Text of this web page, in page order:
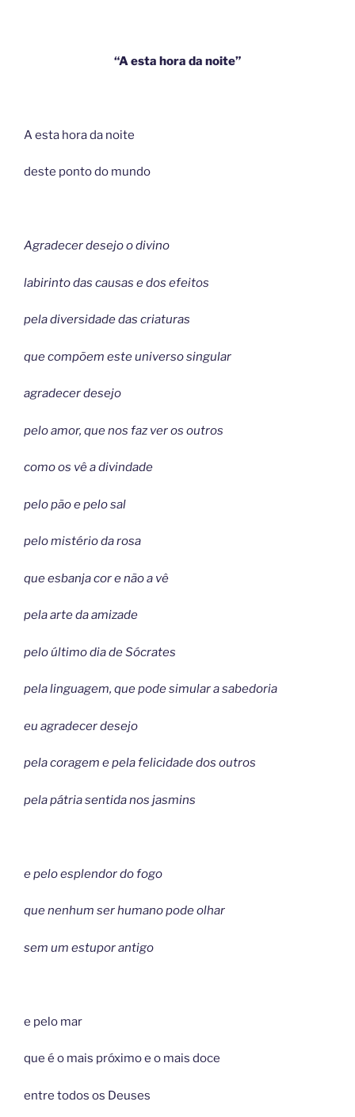
“A esta hora da noite”
A esta hora da noite
deste ponto do mundo
Agradecer desejo o divino
labirinto das causas e dos efeitos
pela diversidade das criaturas
que compõem este universo singular
agradecer desejo
pelo amor, que nos faz ver os outros
como os vê a divindade
pelo pão e pelo sal
pelo mistério da rosa
que esbanja cor e não a vê
pela arte da amizade
pelo último dia de Sócrates
pela linguagem, que pode simular a sabedoria
eu agradecer desejo
pela coragem e pela felicidade dos outros
pela pátria sentida nos jasmins
e pelo esplendor do fogo
que nenhum ser humano pode olhar
sem um estupor antigo
e pelo mar
que é o mais próximo e o mais doce
entre todos os Deuses